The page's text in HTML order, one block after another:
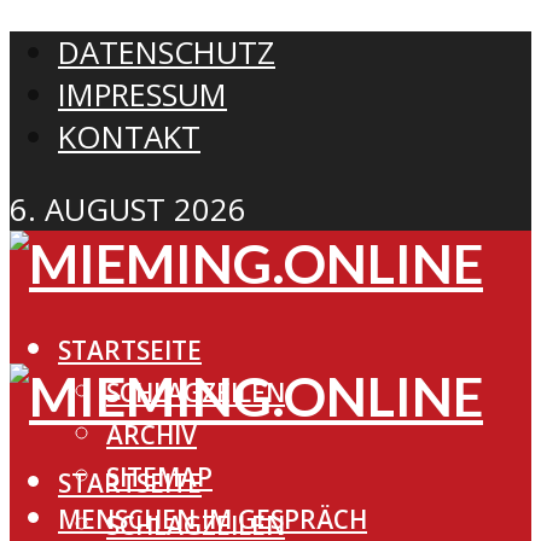
DATENSCHUTZ
IMPRESSUM
KONTAKT
6. AUGUST 2026
STARTSEITE
SCHLAGZEILEN
ARCHIV
SITEMAP
MENSCHEN IM GESPRÄCH
STARTSEITE
SCHLAGZEILEN